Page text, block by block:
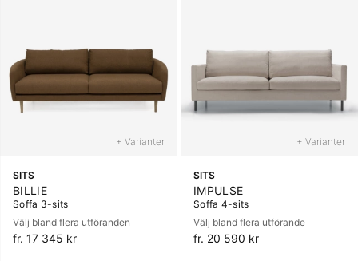
+ Varianter
SITS
BILLIE
Soffa 3-sits
Välj bland flera utföranden
fr. 17 345 kr
+ Varianter
SITS
IMPULSE
Soffa 4-sits
Välj bland flera utförande
fr. 20 590 kr